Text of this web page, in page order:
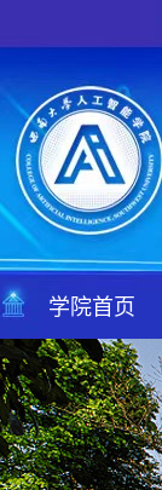
学院首页